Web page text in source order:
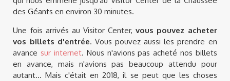
des Géants en environ 30 minutes.
Une fois arrivés au Visitor Center,vous pouvez acheter
vos billets d'entrée. Vous pouvez aussi les prendre en
avance sur internet. Nous n'avions pas acheté nos billets
en avance, mais n'avions pas beaucoup attendu pour
autant... Mais c'était en 2018, il se peut que les choses